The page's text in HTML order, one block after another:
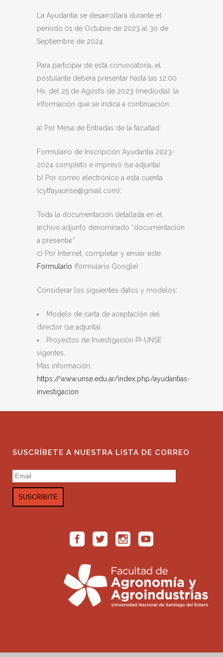
La Ayudantía se desarrollará durante el
período 01 de Octubre de 2023 al 30 de
Septiembre de 2024.
Para participar de esta convocatoria, el
postulante deberá presentar hasta las 12:00
Hs. del 25 de Agosto de 2023 (mediodía), la
información que se indica a continuación:
a) Por Mesa de Entradas de la facultad:
Formulario de Inscripción Ayudantia 2023-
2024 completo e impreso (se adjunta)
b) Por correo electrónico a esta cuenta
(cytfayaunse@gmail.com):
Toda la documentación detallada en el
archivo adjunto denominado “documentación
a presentar”
c) Por Internet, completar y enviar este
Formulario (formulario Google)
Considerar los siguientes datos y modelos:
Modelo de carta de aceptación del
director (se adjunta).
Proyectos de Investigación PI-UNSE
vigentes.
Más información:
https://www.unse.edu.ar/index.php/ayudantias-
investigacion
SUSCRÍBETE A NUESTRA LISTA DE CORREO